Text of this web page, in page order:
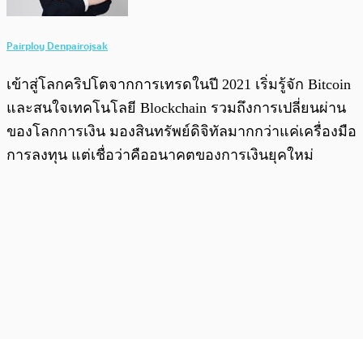
Pairploy Denpairojsak
เข้าสู่โลกคริปโตจากการเทรดในปี 2021 เริ่มรู้จัก Bitcoin
และสนใจเทคโนโลยี Blockchain รวมถึงการเปลี่ยนผ่าน
ของโลกการเงิน มองสินทรัพย์ดิจิทัลมากกว่าแค่เครื่องมือ
การลงทุน แต่เชื่อว่าคืออนาคตของการเงินยุคใหม่